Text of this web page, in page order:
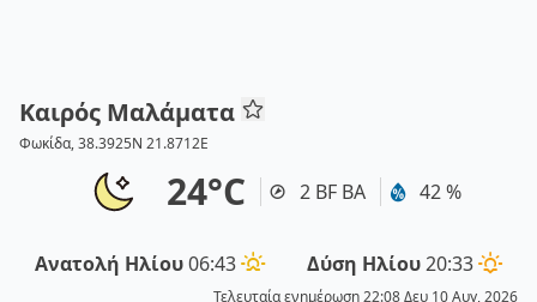
Καιρός Μαλάματα
Φωκίδα, 38.3925N 21.8712E
24°C 2 BF ΒΑ 42 %
Ανατολή Ηλίου06:43 Δύση Ηλίου20:33
Τελευταία ενημέρωση 22:08 Δευ 10 Αυγ, 2026